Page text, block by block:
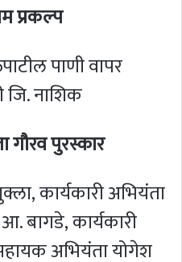
प्रकल्प
पाणी वापर
जि. नाशिक
पुरस्कार
कार्यकारी अभियंता
बागडे, कार्यकारी
अभियंता योगेश